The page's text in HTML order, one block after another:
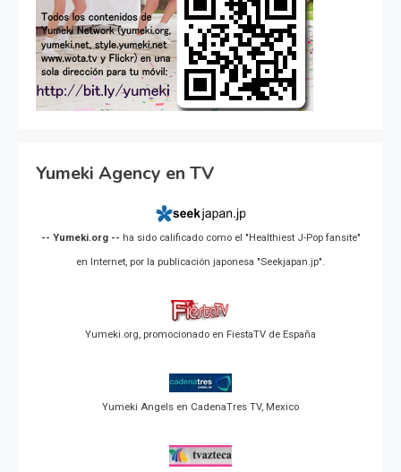
Yumeki Agency en TV
-- Yumeki.org -- ha sido calificado como el "Healthiest J-Pop fansite"
en Internet, por la publicación japonesa "Seekjapan.jp".
Yumeki.org, promocionado en FiestaTV de España
Yumeki Angels en CadenaTres TV, Mexico